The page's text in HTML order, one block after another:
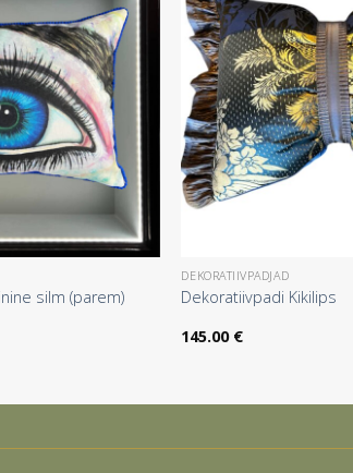
silm (parem)
DEKORATIIVPADJAD
Dekoratiivpadi Kikilips
145.00 €